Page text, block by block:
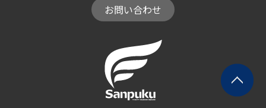
お問い合わせ